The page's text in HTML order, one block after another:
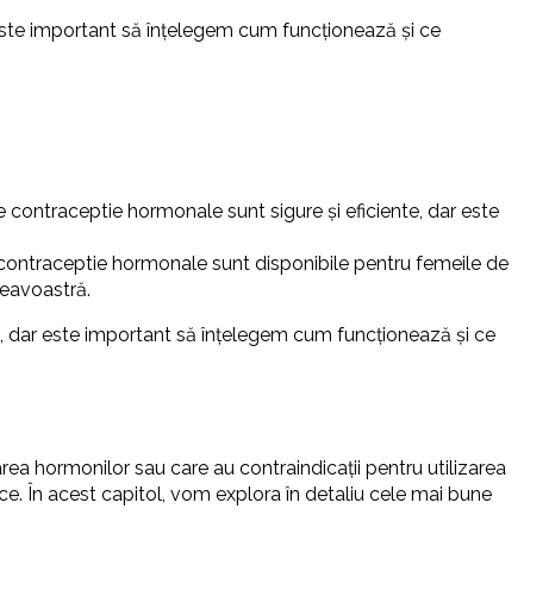
important să înțelegem cum funcționează și ce
contraceptie hormonale sunt sigure și eficiente, dar este
hormonale sunt disponibile pentru femeile de
este important să înțelegem cum funcționează și ce
hormonilor sau care au contraindicații pentru utilizarea
În acest capitol, vom explora în detaliu cele mai bune